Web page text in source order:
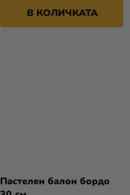
В КОЛИЧКАТА
Пастелен балон бордо